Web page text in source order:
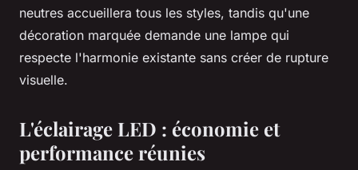
neutres accueillera tous les styles, tandis qu'une
décoration marquée demande une lampe qui
respecte l'harmonie existante sans créer de rupture
visuelle.
L'éclairage LED : économie et
performance réunies